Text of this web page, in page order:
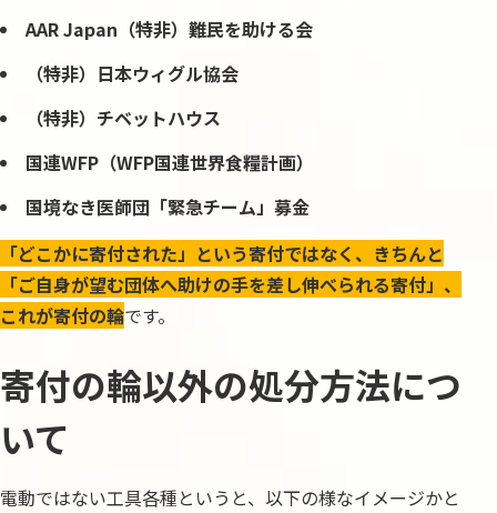
AAR Japan（特非）難民を助ける会
（特非）日本ウィグル協会
（特非）チベットハウス
国連WFP（WFP国連世界食糧計画）
国境なき医師団「緊急チーム」募金
「どこかに寄付された」という寄付ではなく、きちんと
「ご自身が望む団体へ助けの手を差し伸べられる寄付」、
これが寄付の輪です。
寄付の輪以外の処分方法につ
いて
電動ではない工具各種というと、以下の様なイメージかと